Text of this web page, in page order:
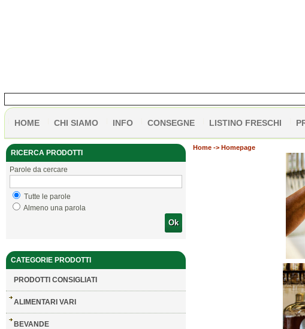
HOME CHI SIAMO INFO CONSEGNE LISTINO FRESCHI
RICERCA PRODOTTI
Parole da cercare
Tutte le parole
Almeno una parola
Ok
CATEGORIE PRODOTTI
PRODOTTI CONSIGLIATI
ALIMENTARI VARI
BEVANDE
Home-> Homepage